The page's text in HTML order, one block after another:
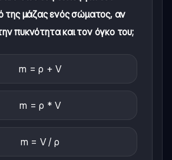
της μάζας ενός σώματος, αν
πυκνότητα και τον όγκο του;
m = ρ + V
m = ρ * V
m = V / ρ